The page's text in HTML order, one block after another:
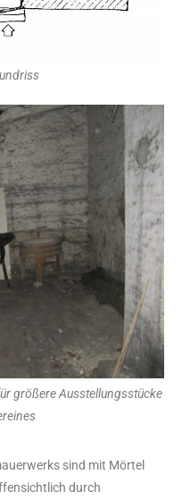
größere Ausstellungsstücke
sind mit Mörtel
durch